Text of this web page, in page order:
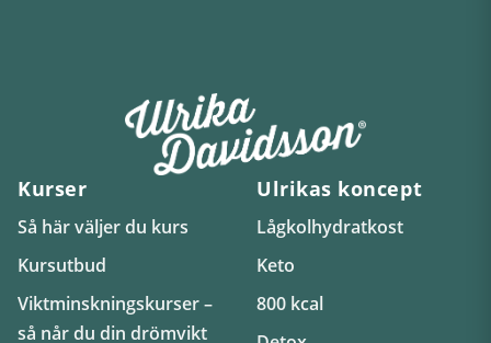
Kurser
Så här väljer du kurs
Kursutbud
Viktminskningskurser –
så når du din drömvikt
Ulrikas koncept
Lågkolhydratkost
Keto
800 kcal